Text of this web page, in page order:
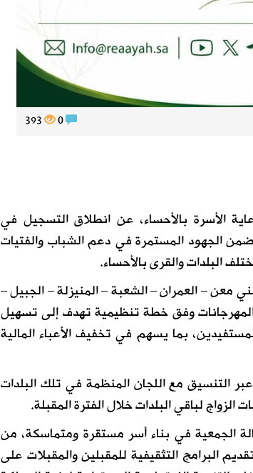
393
الأسرة بالأحساء، عن انطلاق التسجيل في
والقرى ، وذلك ضمن الجهود المستمرة في دعم الشباب والفتيات
البلدات والقرى بالأحساء.
معن – العمران – الشعبة – المنيزلة – الجبيل –
المهرجانات وفق خطة تنظيمية تهدف إلى تسهيل
بما يسهم في تخفيف الأعباء المالية
التنسيق مع اللجان المنظمة في تلك البلدات
لباقي البلدات خلال الفترة المقبلة.
الجمعية في بناء أسر مستقرة ومتماسكة، من
البرامج التثقيفية للمقبلين والمقبلات على